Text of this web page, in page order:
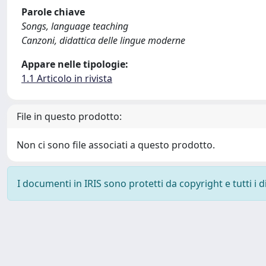
Parole chiave
Songs, language teaching
Canzoni, didattica delle lingue moderne
Appare nelle tipologie:
1.1 Articolo in rivista
File in questo prodotto:
Non ci sono file associati a questo prodotto.
I documenti in IRIS sono protetti da copyright e tutti i